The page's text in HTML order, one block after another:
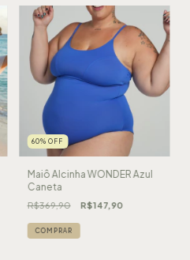
60%OFF
Maiô Alcinha WONDER Azul
Caneta
R$369,90 R$147,90
COMPRAR